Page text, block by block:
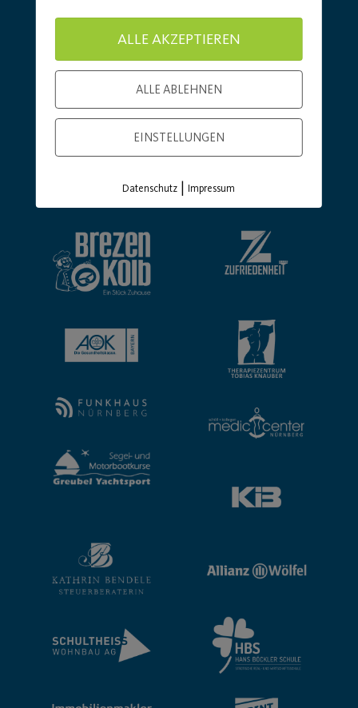
ALLE AKZEPTIEREN
ALLE ABLEHNEN
EINSTELLUNGEN
Datenschutz |Impressum